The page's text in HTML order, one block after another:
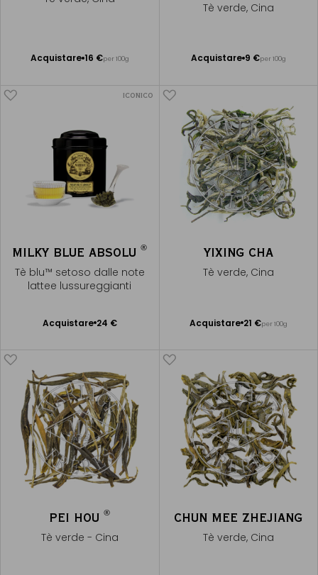
Acquistare 16 €per 100g
Aggiungere
Tè verde, Cina
Acquistare 9 €per 100g
Aggiungere
ICONICO
MILKY BLUE ABSOLU®
Tè blu™ setoso dalle note
lattee lussureggianti
Acquistare 24 €
Aggiungere
YIXING CHA
Tè verde, Cina
Acquistare 21 €per 100g
Aggiungere
PEI HOU®
Tè verde - Cina
CHUN MEE ZHEJIANG
Tè verde, Cina